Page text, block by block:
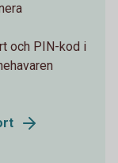
och PIN-kod i